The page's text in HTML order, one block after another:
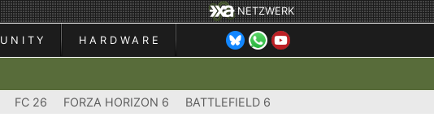
NETZWERK
HARDWARE
FC 26 FORZA HORIZON 6 BATTLEFIELD 6